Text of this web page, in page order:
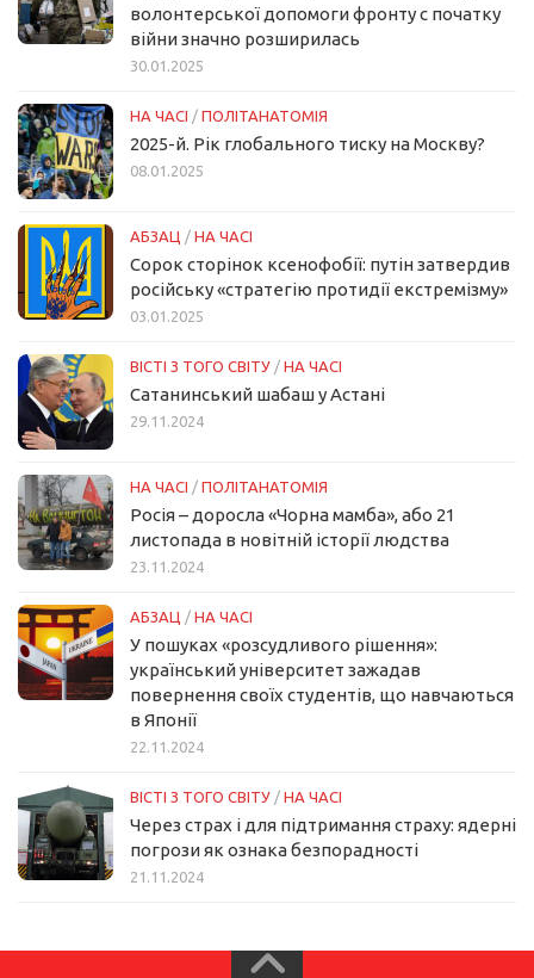
волонтерської допомоги фронту с початку
війни значно розширилась
30.01.2025
НА ЧАСІ / ПОЛІТАНАТОМІЯ
2025-й. Рік глобального тиску на Москву?
08.01.2025
АБЗАЦ / НА ЧАСІ
Сорок сторінок ксенофобії: путін затвердив
російську «стратегію протидії екстремізму»
03.01.2025
ВІСТІ З ТОГО СВІТУ / НА ЧАСІ
Сатанинський шабаш у Астані
29.11.2024
НА ЧАСІ / ПОЛІТАНАТОМІЯ
Росія – доросла «Чорна мамба», або 21
листопада в новітній історії людства
23.11.2024
АБЗАЦ / НА ЧАСІ
У пошуках «розсудливого рішення»:
український університет зажадав
повернення своїх студентів, що навчаються
в Японії
22.11.2024
ВІСТІ З ТОГО СВІТУ / НА ЧАСІ
Через страх і для підтримання страху: ядерні
погрози як ознака безпорадності
21.11.2024